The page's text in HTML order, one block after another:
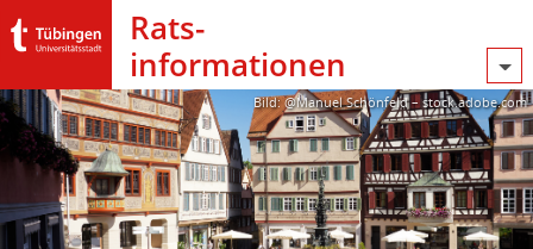
Rats­
informationen
Bild: @Manuel Schönfeld – stock.adobe.com